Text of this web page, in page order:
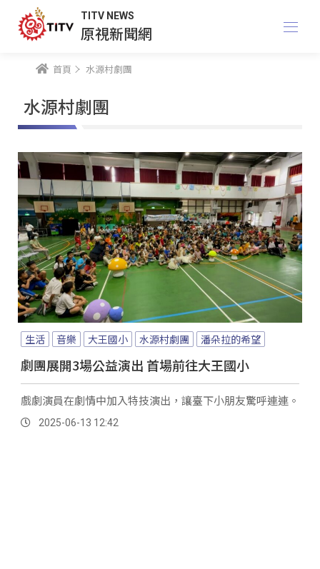
TITV NEWS
原視新聞網
首頁 水源村劇團
水源村劇團
生活 音樂 大王國小 水源村劇團 潘朵拉的希望
劇團展開3場公益演出 首場前往大王國小
戲劇演員在劇情中加入特技演出，讓臺下小朋友驚呼連連。
2025-06-13 12:42